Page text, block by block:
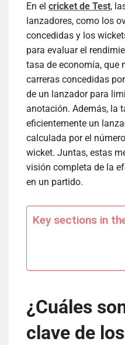
En el cricket de Test,
lanzadores, como los
concedidas y los
para evaluar el
tasa de economía, que
carreras concedidas
de un lanzador para
anotación. Además, la
eficientemente un
calculada por el
wicket. Juntas, estas
visión completa de la
en un partido.
Key sections in
¿Cuáles
clave de